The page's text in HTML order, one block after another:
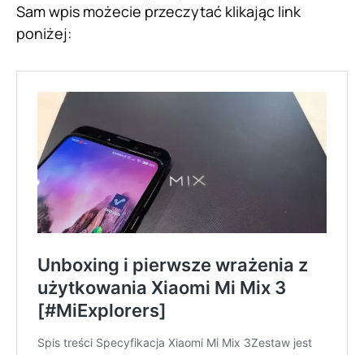
Sam wpis możecie przeczytać klikając link
poniżej: